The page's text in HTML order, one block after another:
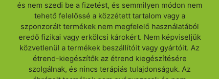
és nem szedi be a fizetést, és semmilyen módon nem
tehető felelőssé a közzétett tartalom vagy a
szponzorált termékek nem megfelelő használatából
eredő fizikai vagy erkölcsi károkért. Nem képviseljük
közvetlenül a termékek beszállítóit vagy gyártóit. Az
étrend-kiegészítők az étrend kiegészítésére
szolgálnak, és nincs terápiás tulajdonságuk. Az